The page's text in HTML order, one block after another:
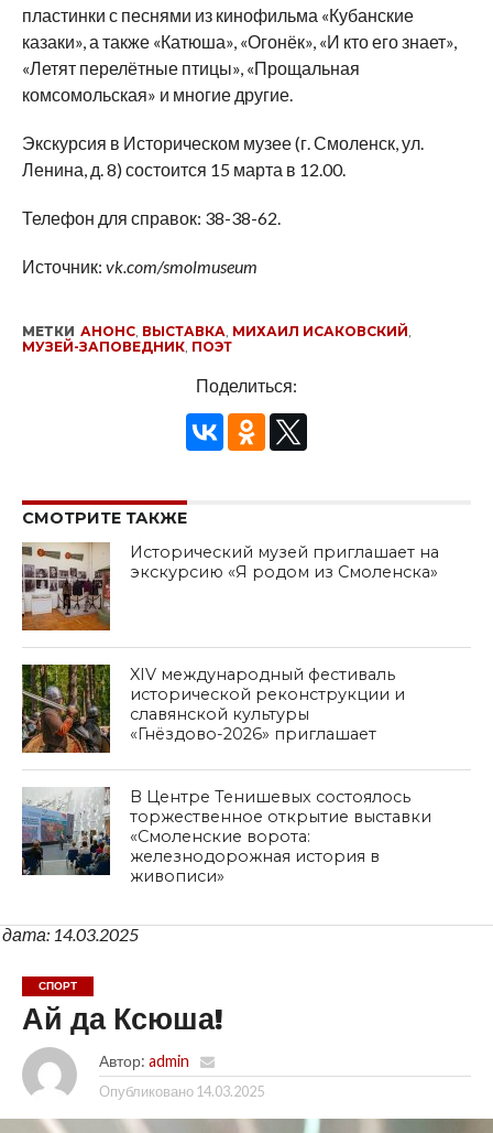
пластинки с песнями из кинофильма «Кубанские
казаки», а также «Катюша», «Огонёк», «И кто его знает»,
«Летят перелётные птицы», «Прощальная
комсомольская» и многие другие.
Экскурсия в Историческом музее (г. Смоленск, ул.
Ленина, д. 8) состоится 15 марта в 12.00.
Телефон для справок: 38-38-62.
Источник: vk.com/smolmuseum
МЕТКИ АНОНС, ВЫСТАВКА МИХАИЛ ИСАКОВСКИЙ
МУЗЕЙ-ЗАПОВЕДНИК, ПОЭТ
Поделиться:
СМОТРИТЕ ТАКЖЕ
Исторический музей приглашает на
экскурсию «Я родом из Смоленска»
XIV международный фестиваль
исторической реконструкции и
славянской культуры
«Гнёздово-2026» приглашает
В Центре Тенишевых состоялось
торжественное открытие выставки
«Смоленские ворота:
железнодорожная история в
живописи»
дата: 14.03.2025
СПОРТ
Ай да Ксюша!
Автор: admin
Опубликовано 14.03.2025